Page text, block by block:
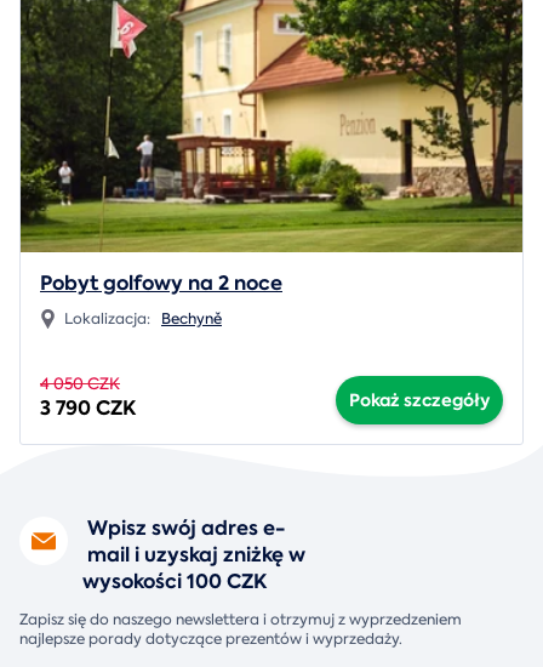
Pobyt golfowy na 2 noce
Lokalizacja: Bechyně
4 050 CZK
3 790 CZK Pokaż szczegóły
Wpisz swój adres e-
mail i uzyskaj zniżkę w
wysokości 100 CZK
Zapisz się do naszego newslettera i otrzymuj z wyprzedzeniem
najlepsze porady dotyczące prezentów i wyprzedaży.